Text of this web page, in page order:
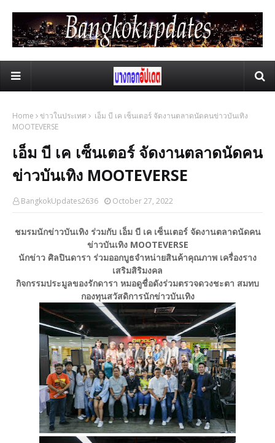
Home ข่าวในประเทศ
เอ็ม บี เค เซ็นเตอร์ จัดงานตลาดนัดคนข่าวบันเทิง
MOOTEVERSE
เอ็ม บี เค เซ็นเตอร์ จัดงานตลาดนัดคน
ข่าวบันเทิง MOOTEVERSE
BangkokUpdates2636 October 27, 2022
ชมรมนักข่าวบันเทิง ร่วมกับ เอ็ม บี เค เซ็นเตอร์ จัดงานตลาดนัดคน
ข่าวบันเทิง MOOTEVERSE
นักข่าว ศิลปินดารา ร่วมออกบูธจำหน่ายสินค้าคุณภาพ เครื่องราง
เสริมสิริมงคล
กิจกรรมประมูลของรักดารา หมอดูชื่อดังร่วมตรวจดวงชะตา สมทบ
กองทุนสวัสดิการนักข่าวบันเทิง